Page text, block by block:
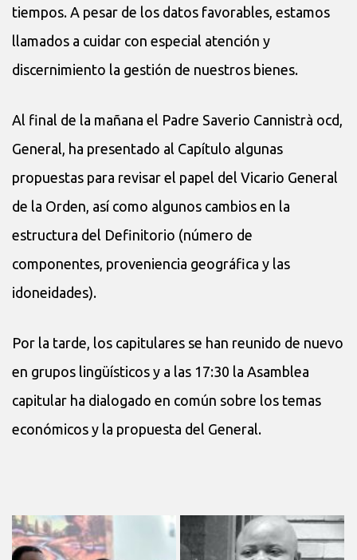
tiempos. A pesar de los datos favorables, estamos
llamados a cuidar con especial atención y
discernimiento la gestión de nuestros bienes.
Al final de la mañana el Padre Saverio Cannistrà ocd,
General, ha presentado al Capítulo algunas
propuestas para revisar el papel del Vicario General
de la Orden, así como algunos cambios en la
estructura del Definitorio (número de
componentes, proveniencia geográfica y las
idoneidades).
Por la tarde, los capitulares se han reunido de nuevo
en grupos lingüísticos y a las 17:30 la Asamblea
capitular ha dialogado en común sobre los temas
económicos y la propuesta del General.